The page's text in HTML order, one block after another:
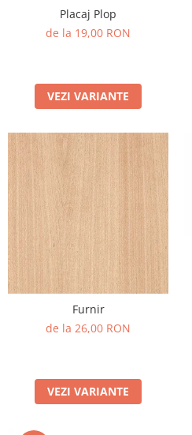
PET-G
Policarbonat Compact
Produs Configurabil
Placaj Plop
de la 19,00 RON
VEZI VARIANTE
Furnir
de la 26,00 RON
VEZI VARIANTE